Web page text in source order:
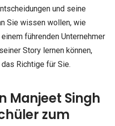
und seine
Sie wissen wollen, wie
führenden Unternehmer
Story lernen können,
Richtige für Sie.
Manjeet Singh
zum